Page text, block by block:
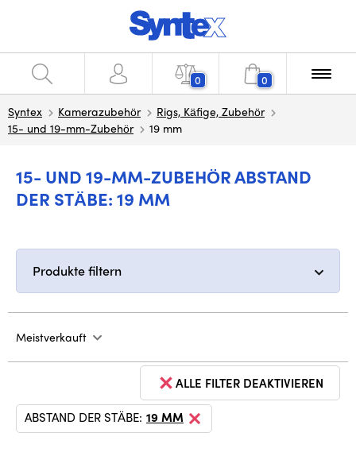
0 0
Syntex Kamerazubehör
Rigs, Käfige, Zubehör
15- und 19-mm-Zubehör
19 mm
15- UND 19-MM-ZUBEHÖR ABSTAND
DER STÄBE: 19 MM
Produkte filtern
Meistverkauft
ALLE FILTER DEAKTIVIEREN
ABSTAND DER STÄBE: 19 MM